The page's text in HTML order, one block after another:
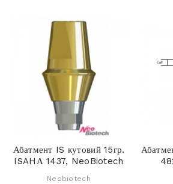
Абатмент IS кутовий 15гр.
ISAHА 1437, NeoBiotech
Neobiotech